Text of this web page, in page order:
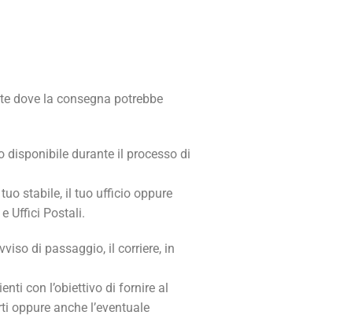
dove la consegna potrebbe
disponibile durante il processo di
stabile, il tuo ufficio oppure
Uffici Postali.
di passaggio, il corriere, in
con l’obiettivo di fornire al
oppure anche l’eventuale